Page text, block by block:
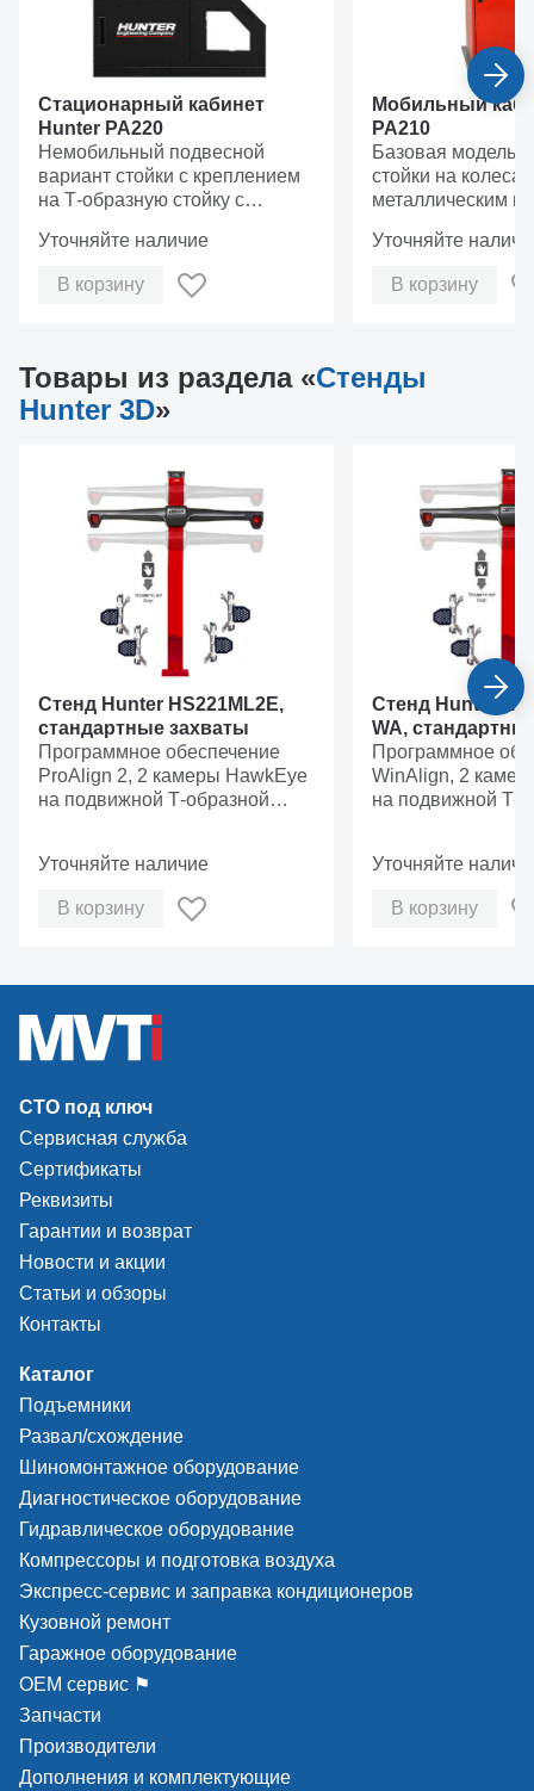
Стационарный кабинет
Hunter PA220
Немобильный подвесной
вариант стойки с креплением
на Т-образную стойку с
вертикальную поверхность.
Уточняйте наличие
В корзину
Мобильный
PA210
Базовая модель
стойки на
металлическим
компьютера и
Уточняйте
В корзину
Товары из раздела «Стенды
Hunter 3D»
Стенд Hunter HS221ML2E,
стандартные захваты
Программное обеспечение
ProAlign 2, 2 камеры HawkEye
на подвижной Т-образной
версия без рабочего кабинета
Уточняйте наличие
В корзину
Стенд Hunter
WA,
Программное
WinAlign, 2
на подвижной Т-
версия без
Уточняйте
В корзину
СТО под ключ
Сервисная служба
Сертификаты
Реквизиты
Гарантии и возврат
Новости и акции
Статьи и обзоры
Контакты
Каталог
Подъемники
Развал/схождение
Шиномонтажное оборудование
Диагностическое оборудование
Гидравлическое оборудование
Компрессоры и подготовка воздуха
Экспресс-сервис и заправка кондиционеров
Кузовной ремонт
Гаражное оборудование
ОЕМ сервис ⚑
Запчасти
Производители
Дополнения и комплектующие